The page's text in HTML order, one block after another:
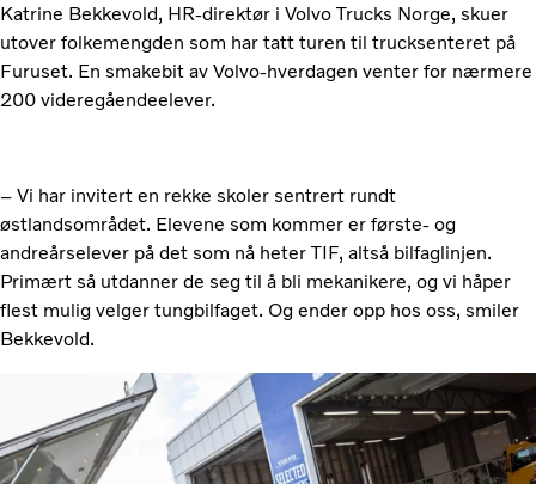
Katrine Bekkevold, HR-direktør i Volvo Trucks Norge, skuer
utover folkemengden som har tatt turen til trucksenteret på
Furuset. En smakebit av Volvo-hverdagen venter for nærmere
200 videregåendeelever.
– Vi har invitert en rekke skoler sentrert rundt
østlandsområdet. Elevene som kommer er første- og
andreårselever på det som nå heter TIF, altså bilfaglinjen.
Primært så utdanner de seg til å bli mekanikere, og vi håper
flest mulig velger tungbilfaget. Og ender opp hos oss, smiler
Bekkevold.